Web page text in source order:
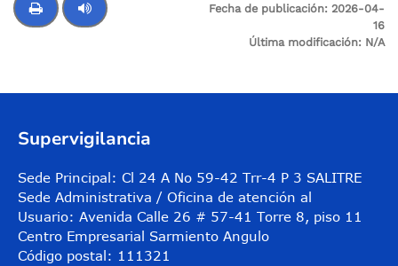
Fecha de publicación: 2026-04-
16
Última modificación: N/A
Supervigilancia
Sede Principal: Cl 24 A No 59-42 Trr-4 P 3 SALITRE
Sede Administrativa / Oficina de atención al
Usuario: Avenida Calle 26 # 57-41 Torre 8, piso 11
Centro Empresarial Sarmiento Angulo
Código postal: 111321